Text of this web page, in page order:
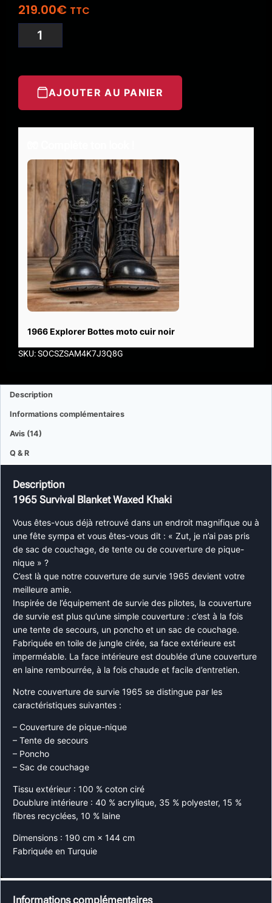
219.00€ TTC
AJOUTER AU PANIER
1966 Explorer Bottes moto cuir noir
SKU: SOCSZSAM4K7J3Q8G
Description
Informations complémentaires
Avis (14)
Q & R
Description
1965 Survival Blanket Waxed Khaki
Vous êtes-vous déjà retrouvé dans un endroit magnifique ou à
une fête sympa et vous êtes-vous dit : « Zut, je n’ai pas pris
de sac de couchage, de tente ou de couverture de pique-
nique » ?
C’est là que notre couverture de survie 1965 devient votre
meilleure amie.
Inspirée de l’équipement de survie des pilotes, la couverture
de survie est plus qu’une simple couverture : c’est à la fois
une tente de secours, un poncho et un sac de couchage.
Fabriquée en toile de jungle cirée, sa face extérieure est
imperméable. La face intérieure est doublée d’une couverture
en laine rembourrée, à la fois chaude et facile d’entretien.
Notre couverture de survie 1965 se distingue par les
caractéristiques suivantes :
– Couverture de pique-nique
– Tente de secours
– Poncho
– Sac de couchage
Tissu extérieur : 100 % coton ciré
Doublure intérieure : 40 % acrylique, 35 % polyester, 15 %
fibres recyclées, 10 % laine
Dimensions : 190 cm × 144 cm
Fabriquée en Turquie
Informations complémentaires